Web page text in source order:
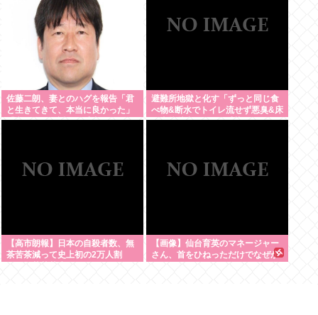
佐藤二朗、妻とのハグを報告「君
と生きてきて、本当に良かった」
「文〇砲より遥かに威力は弱い
避難所地獄と化す「ずっと同じ食
べ物&断水でトイレ流せず悪臭&床
に直接就寝&コロナ感染」
【高市朗報】日本の自殺者数、無
茶苦茶減って史上初の2万人割
【画像】仙台育英のマネージャー
さん、首をひねっただけでなぜか